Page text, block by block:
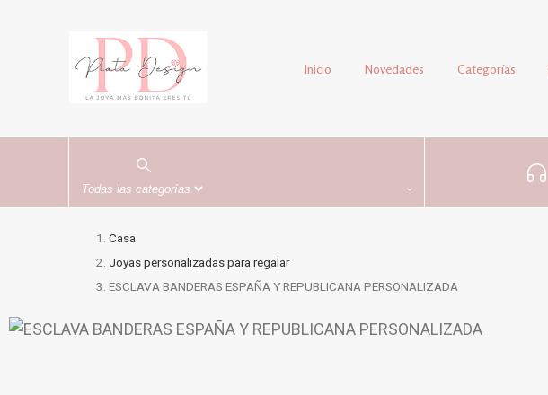
Inicio Novedades Categorías
Casa
Joyas personalizadas para regalar
ESCLAVA BANDERAS ESPAÑA Y REPUBLICANA PERSONALIZADA